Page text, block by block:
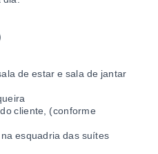
de estar e sala de jantar
cliente, (conforme
esquadria das suítes